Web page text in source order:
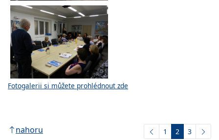
Fotogalerii si můžete prohlédnout zde
nahoru 1 2 3